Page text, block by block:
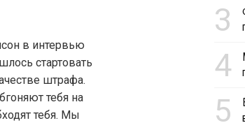
в интервью
стартовать
штрафа.
тебя на
тебя. Мы
3
4
5